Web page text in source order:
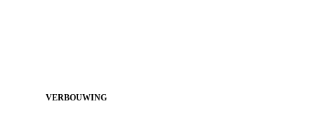
VERBOUWING